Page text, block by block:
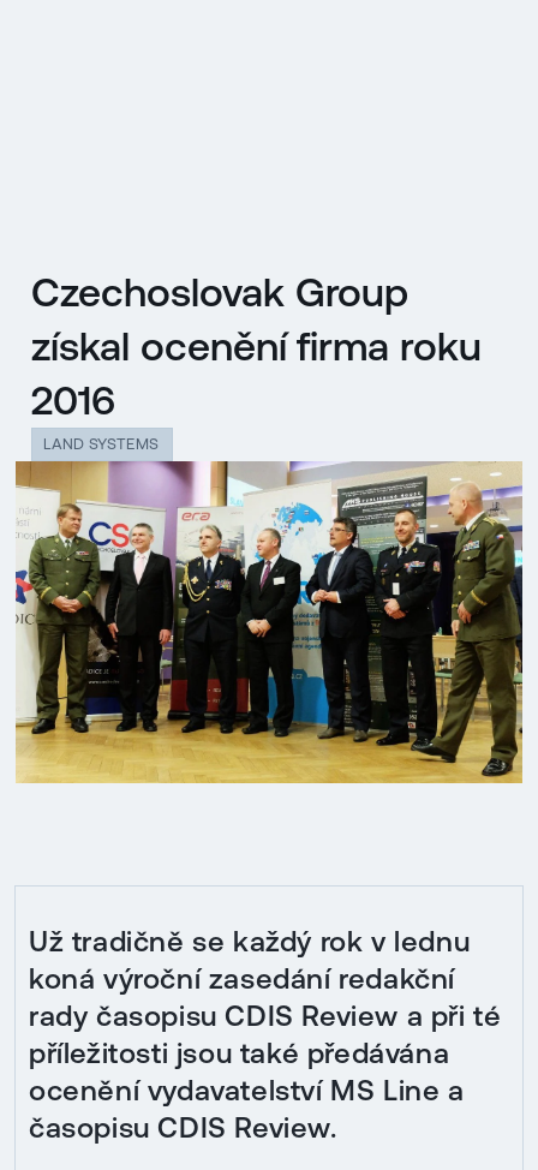
Czechoslovak Group
získal ocenění firma roku
2016
LAND SYSTEMS
Už tradičně se každý rok v lednu
koná výroční zasedání redakční
rady časopisu CDIS Review a při té
příležitosti jsou také předávána
ocenění vydavatelství MS Line a
časopisu CDIS Review.